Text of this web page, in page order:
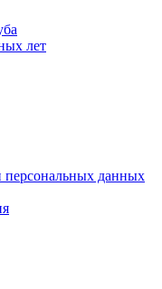
лет
персональных данных